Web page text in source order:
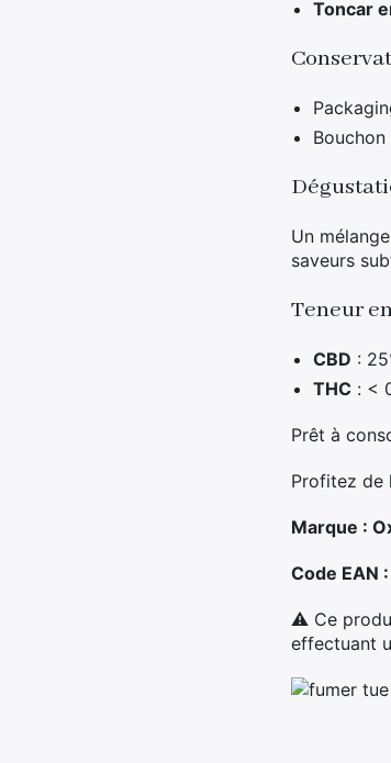
Toncar
Un
saveurs
Teneur
CBD :
THC : <
Prêt à
Profitez de
Marque :
Code EAN :
⚠ Ce
effectuant